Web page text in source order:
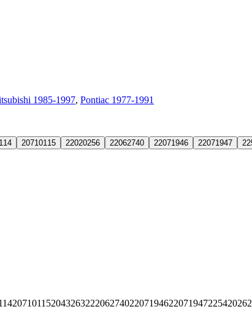
1985-1997, Pontiac 1977-1991
20710115 22020256 22062740 22071946 22071947
207101152043263222062740220719462207194722542026